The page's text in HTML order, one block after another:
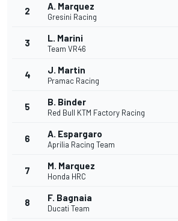
2 A. Marquez
Gresini Racing
3 L. Marini
Team VR46
4 J. Martin
Pramac Racing
5 B. Binder
Red Bull KTM Factory Racing
6 A. Espargaro
Aprilia Racing Team
7 M. Marquez
Honda HRC
8 F. Bagnaia
Ducati Team